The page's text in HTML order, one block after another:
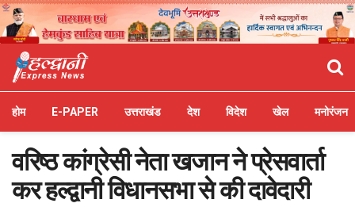
होम E-PAPER उत्तराखंड देश विदेश खेल मनोरंजन
वरिष्ठ कांग्रेसी नेता खजान ने प्रेसवार्ता
कर हल्द्वानी विधानसभा से की दावेदारी